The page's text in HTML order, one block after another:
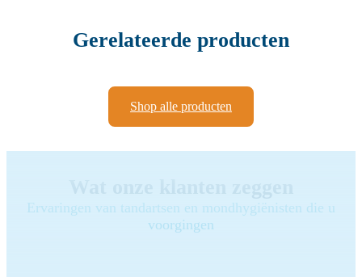
Gerelateerde producten
Shop alle producten
Ervaringen van tandartsen en mondhygiënisten die u
voorgingen